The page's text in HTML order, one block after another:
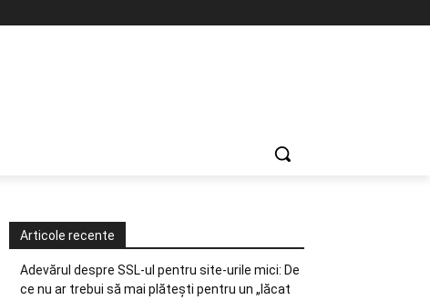
Articole recente
Adevărul despre SSL-ul pentru site-urile mici: De
ce nu ar trebui să mai plătești pentru un „lăcat